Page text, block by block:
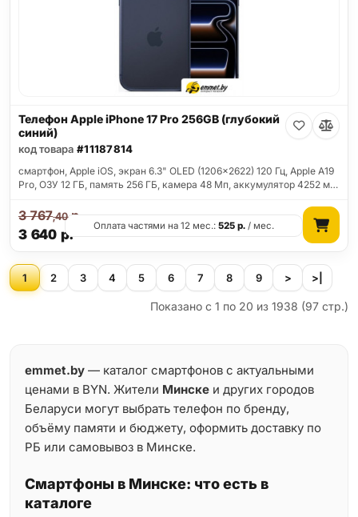
Телефон Apple iPhone 17 Pro 256GB (глубокий
синий)
код товара #11187814
смартфон, Apple iOS, экран 6.3" OLED (1206x2622) 120 Гц, Apple A19
Pro, ОЗУ 12 ГБ, память 256 ГБ, камера 48 Мп, аккумулятор 4252 м…
3 640 р.
3 767,40р.
Оплата частями на 12 мес.:525 р. / мес.
1 2 3 4 5 6 7 8 9 > >|
Показано с 1 по 20 из 1938 (97 стр.)
emmet.by — каталог смартфонов с актуальными
ценами в BYN. Жители Минске и других городов
Беларуси могут выбрать телефон по бренду,
объёму памяти и бюджету, оформить доставку по
РБ или самовывоз в Минске.
Смартфоны в Минске: что есть в
каталоге